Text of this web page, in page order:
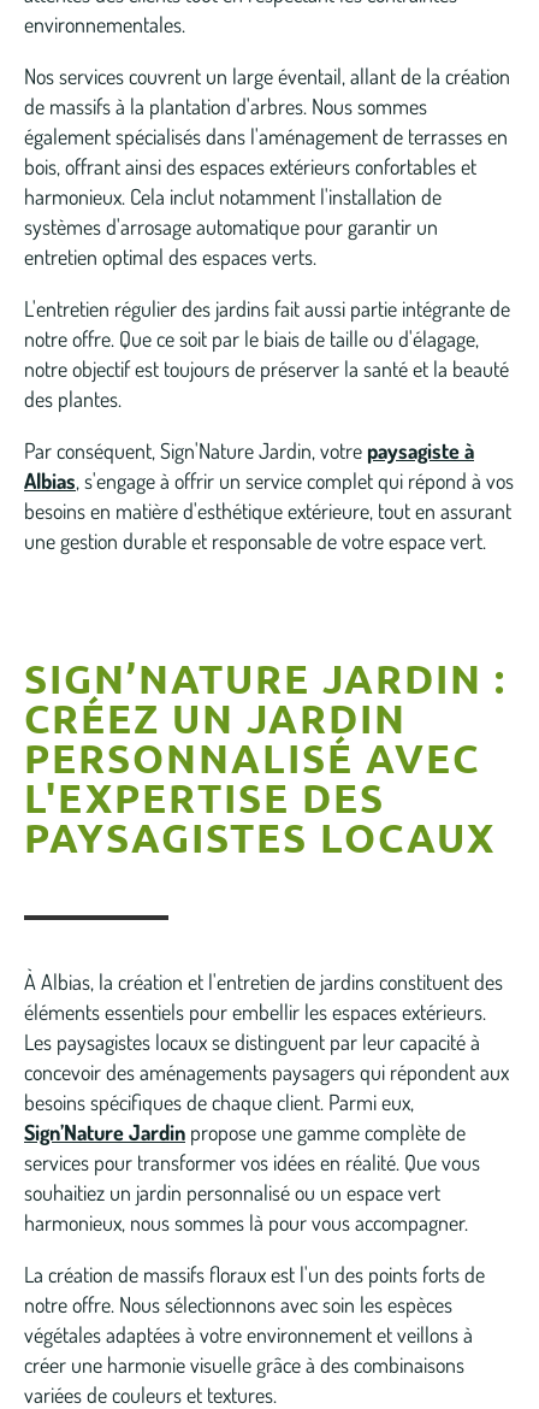
environnementales.
Nos services couvrent un large éventail, allant de la création
de massifs à la plantation d'arbres. Nous sommes
également spécialisés dans l'aménagement de terrasses en
bois, offrant ainsi des espaces extérieurs confortables et
harmonieux. Cela inclut notamment l'installation de
systèmes d'arrosage automatique pour garantir un
entretien optimal des espaces verts.
L'entretien régulier des jardins fait aussi partie intégrante de
notre offre. Que ce soit par le biais de taille ou d'élagage,
notre objectif est toujours de préserver la santé et la beauté
des plantes.
Par conséquent, Sign'Nature Jardin, votre paysagiste à
Albias, s'engage à offrir un service complet qui répond à vos
besoins en matière d'esthétique extérieure, tout en assurant
une gestion durable et responsable de votre espace vert.
SIGN’NATURE JARDIN :
CRÉEZ UN JARDIN
PERSONNALISÉ AVEC
L'EXPERTISE DES
PAYSAGISTES LOCAUX
À Albias, la création et l'entretien de jardins constituent des
éléments essentiels pour embellir les espaces extérieurs.
Les paysagistes locaux se distinguent par leur capacité à
concevoir des aménagements paysagers qui répondent aux
besoins spécifiques de chaque client. Parmi eux,
Sign’Nature Jardin propose une gamme complète de
services pour transformer vos idées en réalité. Que vous
souhaitiez un jardin personnalisé ou un espace vert
harmonieux, nous sommes là pour vous accompagner.
La création de massifs floraux est l'un des points forts de
notre offre. Nous sélectionnons avec soin les espèces
végétales adaptées à votre environnement et veillons à
créer une harmonie visuelle grâce à des combinaisons
variées de couleurs et textures.